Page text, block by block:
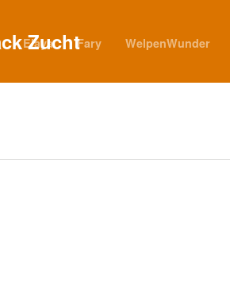
Elaya Fary WelpenWunder